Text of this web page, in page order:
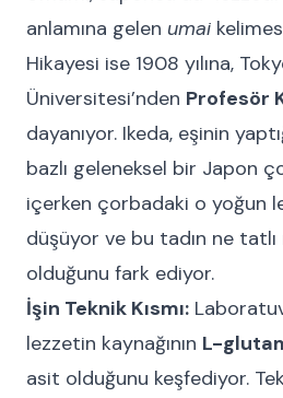
anlamına gelen umai
Hikayesi ise 1908 yılına,
Üniversitesi’nden Profesör
dayanıyor. Ikeda, eşinin
bazlı geleneksel bir Japon
içerken çorbadaki o yoğun
düşüyor ve bu tadın ne
olduğunu fark ediyor.
İşin Teknik Kısmı:
lezzetin kaynağının L-
asit olduğunu keşfediyor.